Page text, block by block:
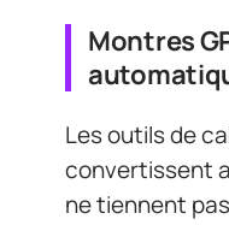
Montres
Les outils de
convertissent
ne tiennent